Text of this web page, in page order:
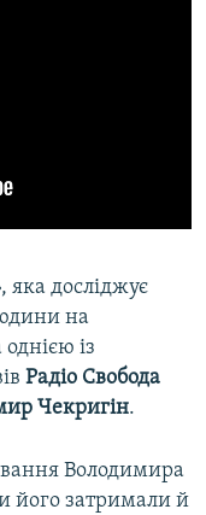
яка досліджує
на
із
Радіо Свобода
Чекригін.
Володимира
його затримали й